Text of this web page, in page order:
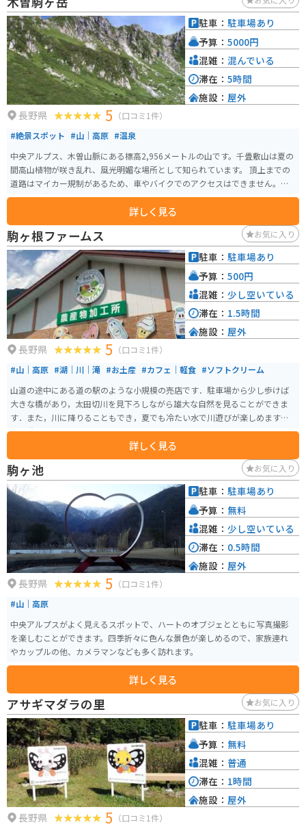
長野県 5 （口コミ1件）
#絶景スポット #山｜高原 #温泉
中央アルプス、木曽山脈にある標高2,956メートルの山です。千畳敷山は夏の
間高山植物が咲き乱れ、風光明媚な場所として知られています。 頂上までの
道路はマイカー規制があるため、車やバイクでのアクセスはできません。途
中の菅の台バスセンターから路線バスに乗り、その後ロープウェイで頂上ま
詳しく見る
駐車： 駐車場あり
予算： 5000円
混雑： 混んでいる
滞在： 5時間
施設： 屋外
駒ヶ根ファームス お気に入り
長野県 5 （口コミ1件）
#山｜高原 #湖｜川｜滝 #お土産 #カフェ｜軽食 #ソフトクリーム
山道の途中にある道の駅のような小規模の売店です．駐車場から少し歩けば
大きな橋があり，太田切川を見下ろしながら雄大な自然を見ることができま
す．また，川に降りることもでき，夏でも冷たい水で川遊びが楽しめます．
川で遊んだ後のすずらんソフトクリームは絶品です．
詳しく見る
駐車： 駐車場あり
予算： 500円
混雑： 少し空いている
滞在： 1.5時間
施設： 屋外
駒ヶ池 お気に入り
長野県 5 （口コミ1件）
#山｜高原
中央アルプスがよく見えるスポットで、ハートのオブジェとともに写真撮影
を楽しむことができます。四季折々に色んな景色が楽しめるので、家族連れ
やカップルの他、カメラマンなども多く訪れます。
詳しく見る
駐車： 駐車場あり
予算： 無料
混雑： 少し空いている
滞在： 0.5時間
施設： 屋外
アサギマダラの里 お気に入り
長野県 5 （口コミ1件）
駐車： 駐車場あり
予算： 無料
混雑： 普通
滞在： 1時間
施設： 屋外